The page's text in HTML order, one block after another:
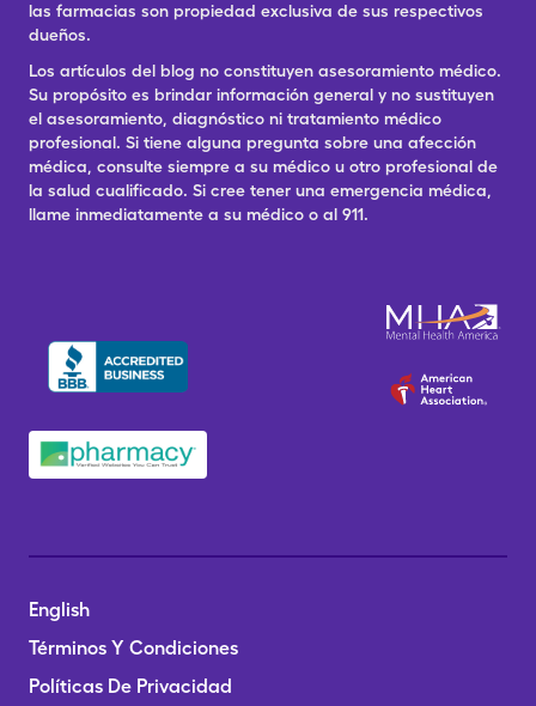
las farmacias son propiedad exclusiva de sus respectivos
dueños.
Los artículos del blog no constituyen asesoramiento médico.
Su propósito es brindar información general y no sustituyen
el asesoramiento, diagnóstico ni tratamiento médico
profesional. Si tiene alguna pregunta sobre una afección
médica, consulte siempre a su médico u otro profesional de
la salud cualificado. Si cree tener una emergencia médica,
llame inmediatamente a su médico o al 911.
English
Términos Y Condiciones
Políticas De Privacidad